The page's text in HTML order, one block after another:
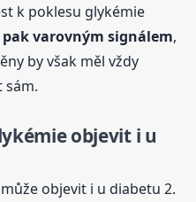
k poklesu glykémie
varovným signálem,
by však měl vždy
sám.
objevit i u
objevit i u diabetu 2.